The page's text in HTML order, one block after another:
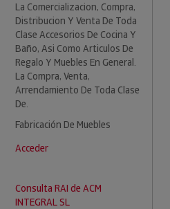
La Comercializacion, Compra,
Distribucion Y Venta De Toda
Clase Accesorios De Cocina Y
Baño, Asi Como Articulos De
Regalo Y Muebles En General.
La Compra, Venta,
Arrendamiento De Toda Clase
De.
Fabricación De Muebles
Acceder
Consulta RAI de ACM
INTEGRAL SL